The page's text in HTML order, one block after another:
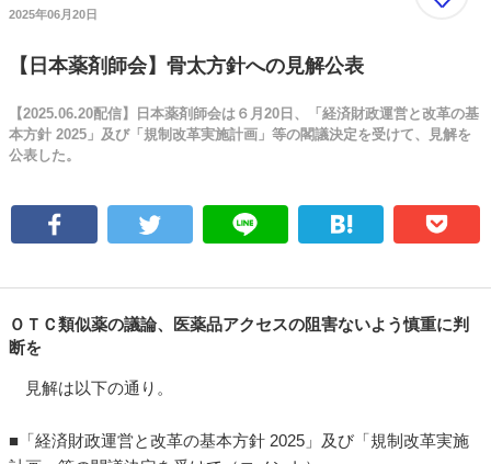
2025年06月20日
【日本薬剤師会】骨太方針への見解公表
【2025.06.20配信】日本薬剤師会は６月20日、「経済財政運営と改革の基
本方針 2025」及び「規制改革実施計画」等の閣議決定を受けて、見解を
公表した。
ＯＴＣ類似薬の議論、医薬品アクセスの阻害ないよう慎重に判
断を
見解は以下の通り。
■「経済財政運営と改革の基本方針 2025」及び「規制改革実施